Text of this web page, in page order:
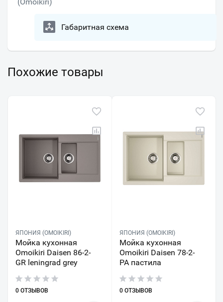
Габаритная схема
Похожие товары
ЯПОНИЯ (OMOIKIRI)
Мойка кухонная
Omoikiri Daisen 86-2-
GR leningrad grey
0 ОТЗЫВОВ
ЯПОНИЯ (OMOIKIRI)
Мойка кухонная
Omoikiri Daisen 78-2-
PA пастила
0 ОТЗЫВОВ